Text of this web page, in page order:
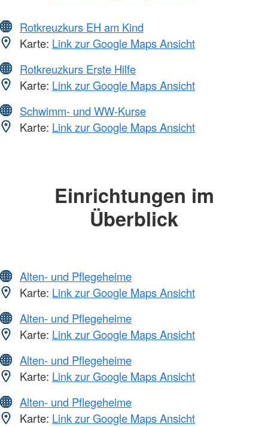
Rotkreuzkurs EH am Kind
Karte: Link zur Google Maps Ansicht
Rotkreuzkurs Erste Hilfe
Karte: Link zur Google Maps Ansicht
Schwimm- und WW-Kurse
Karte: Link zur Google Maps Ansicht
Einrichtungen im
Überblick
Alten- und Pflegeheime
Karte: Link zur Google Maps Ansicht
Alten- und Pflegeheime
Karte: Link zur Google Maps Ansicht
Alten- und Pflegeheime
Karte: Link zur Google Maps Ansicht
Alten- und Pflegeheime
Karte: Link zur Google Maps Ansicht